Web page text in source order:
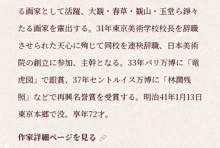
る画家として活躍、大観・春草・観山・玉堂ら錚々
たる画家を輩出する。31年東京美術学校校長を辞職
させられた天心に殉じて同校を連袂辞職、日本美術
院の創立に参加、主幹となる。33年パリ万博に「竜
虎図」で銀賞、37年セントルイス万博に「林澗残
照」などで再興名誉賞を受賞する。明治41年1月13日
東京本郷で没。享年72才。
作家詳細ページを見る